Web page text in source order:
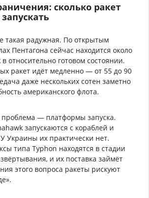
сколько ракет
такая радужная. По открытым
Пентагона сейчас находится около
относительно готовом состоянии.
ракет идёт медленно — от 55 до 90
даже нескольких сотен заметно
американского флота.
проблема — платформы запуска.
запускаются с кораблей и
Украины их практически нет.
типа Typhon находятся в стадии
и их поставка займёт
этого вопроса ракеты рискуют